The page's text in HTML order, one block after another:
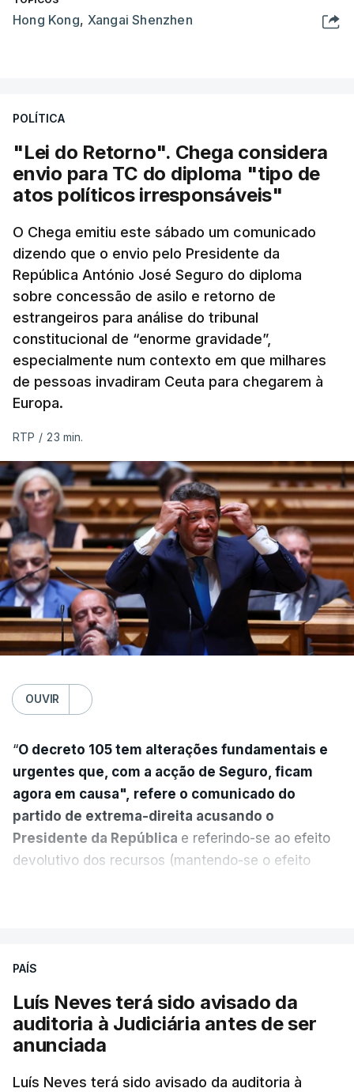
Hong Kong, Xangai Shenzhen
POLÍTICA
"Lei do Retorno". Chega considera
envio para TC do diploma "tipo de
atos políticos irresponsáveis"
O Chega emitiu este sábado um comunicado
dizendo que o envio pelo Presidente da
República António José Seguro do diploma
sobre concessão de asilo e retorno de
estrangeiros para análise do tribunal
constitucional de “enorme gravidade”,
especialmente num contexto em que milhares
de pessoas invadiram Ceuta para chegarem à
Europa.
RTP / 23 min.
OUVIR
“O decreto 105 tem alterações fundamentais e
urgentes que, com a acção de Seguro, ficam
agora em causa", refere o comunicado do
partido de extrema-direita acusando o
Presidente da República e referindo-se ao efeito
devolutivo dos recursos (mantendo-se o efeito
quanto à possibilidade de expulsar do país
cidadãos adultos em situação ilegal, se
tiverem filhos menores.
prazo de 60 dias, os imigrantes terão que ser
PAÍS
Luís Neves terá sido avisado da
auditoria à Judiciária antes de ser
anunciada
Luís Neves terá sido avisado da auditoria à